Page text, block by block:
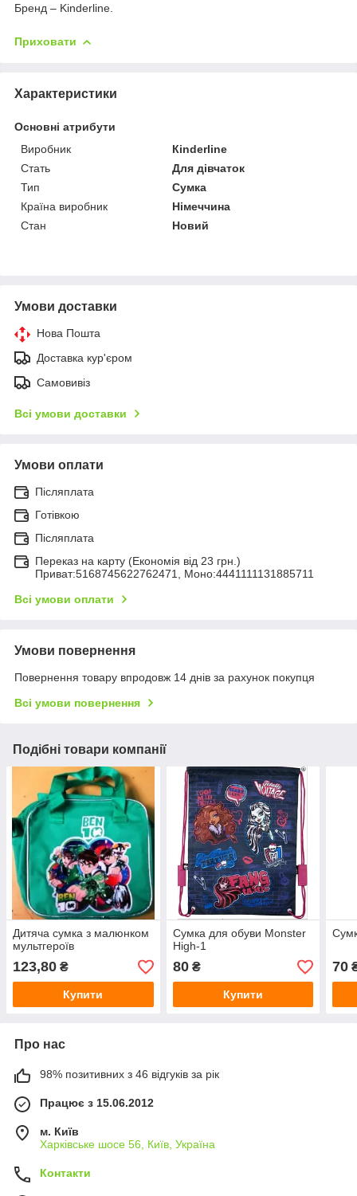
Бренд – Kinderline.
Приховати
Характеристики
Основні атрибути
Виробник
Кinderline
Стать
Для дівчаток
Тип
Сумка
Країна виробник
Німеччина
Стан
Новий
Умови доставки
Нова Пошта
Доставка кур'єром
Самовивіз
Всі умови доставки
Умови оплати
Післяплата
Готівкою
Післяплата
Переказ на карту (Економія від 23 грн.)
Приват:5168745622762471, Моно:4441111131885711
Всі умови оплати
Умови повернення
Повернення товару впродовж 14 днів за рахунок покупця
Всі умови повернення
Подібні товари компанії
Дитяча сумка з малюнком
мультгероїв
123,80 ₴
Купити
Сумка для обуви Monster
High-1
80₴
Купити
70
Про нас
98% позитивних з 46 відгуків за рік
Працює з 15.06.2012
м. Київ
Харківське шосе 56, Київ, Україна
Контакти